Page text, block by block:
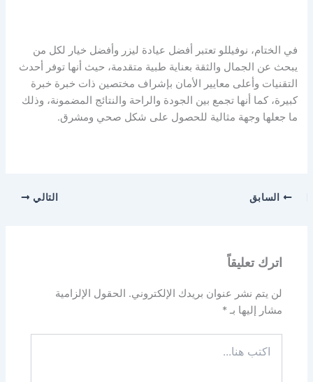
في الختام، نوفيللو تعتبر أفضل عيادة ليزر وأفضل خيار لكل من
يبحث عن الجمال والثقة بعناية طبية متقدمة، حيث أنها توفر أحدث
التقنيات وأعلى معايير الأمان بإشراف مختصين ذات خبرة خبرة
كبيرة، كما أنها تجمع بين الجودة والراحة والنتائج المضمونة، وذلك
ما جعلها وجهة مثالية للحصول على شكل صحي ومشرق.
السابق التالي
اترك تعليقاً
لن يتم نشر عنوان بريدك الإلكتروني. الحقول الإلزامية
مشار إليها بـ*
هنا...